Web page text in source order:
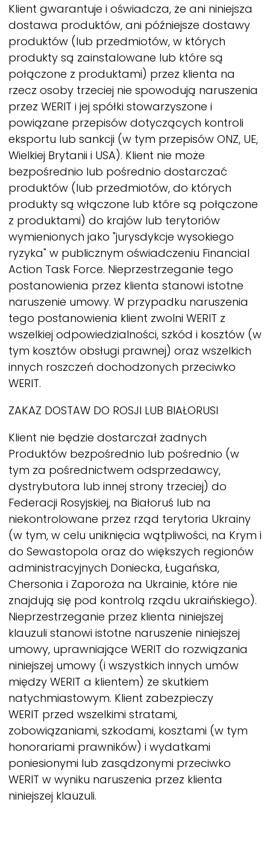
Klient gwarantuje i oświadcza, że ani niniejsza
dostawa produktów, ani późniejsze dostawy
produktów (lub przedmiotów, w których
produkty są zainstalowane lub które są
połączone z produktami) przez klienta na
rzecz osoby trzeciej nie spowodują naruszenia
przez WERIT i jej spółki stowarzyszone i
powiązane przepisów dotyczących kontroli
eksportu lub sankcji (w tym przepisów ONZ, UE,
Wielkiej Brytanii i USA). Klient nie może
bezpośrednio lub pośrednio dostarczać
produktów (lub przedmiotów, do których
produkty są włączone lub które są połączone
z produktami) do krajów lub terytoriów
wymienionych jako "jurysdykcje wysokiego
ryzyka" w publicznym oświadczeniu Financial
Action Task Force. Nieprzestrzeganie tego
postanowienia przez klienta stanowi istotne
naruszenie umowy. W przypadku naruszenia
tego postanowienia klient zwolni WERIT z
wszelkiej odpowiedzialności, szkód i kosztów (w
tym kosztów obsługi prawnej) oraz wszelkich
innych roszczeń dochodzonych przeciwko
WERIT.
ZAKAZ DOSTAW DO ROSJI LUB BIAŁORUSI
Klient nie będzie dostarczał żadnych
Produktów bezpośrednio lub pośrednio (w
tym za pośrednictwem odsprzedawcy,
dystrybutora lub innej strony trzeciej) do
Federacji Rosyjskiej, na Białoruś lub na
niekontrolowane przez rząd terytoria Ukrainy
(w tym, w celu uniknięcia wątpliwości, na Krym i
do Sewastopola oraz do większych regionów
administracyjnych Doniecka, Ługańska,
Chersonia i Zaporoża na Ukrainie, które nie
znajdują się pod kontrolą rządu ukraińskiego).
Nieprzestrzeganie przez klienta niniejszej
klauzuli stanowi istotne naruszenie niniejszej
umowy, uprawniające WERIT do rozwiązania
niniejszej umowy (i wszystkich innych umów
międzyWERIT a klientem) ze skutkiem
natychmiastowym. Klient zabezpieczy
WERIT przed wszelkimi stratami,
zobowiązaniami, szkodami, kosztami (w tym
honorariami prawników) i wydatkami
poniesionymi lub zasądzonymi przeciwko
WERIT w wyniku naruszenia przez klienta
niniejszej klauzuli.